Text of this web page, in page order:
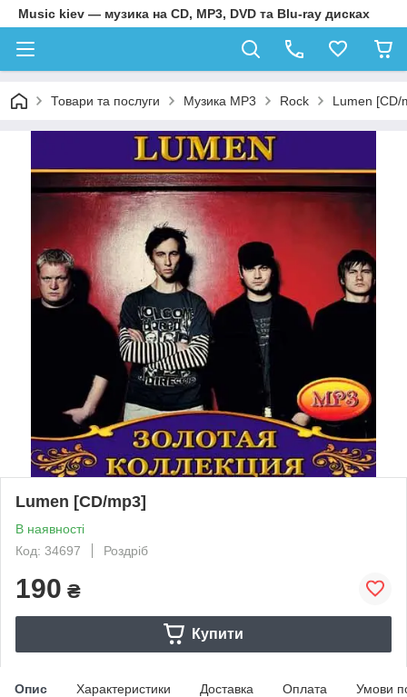
Music kiev — музика на CD, MP3, DVD та Blu-ray дисках
Товари та послуги Музика MP3 Rock Lumen [CD/
Lumen [CD/mp3]
В наявності
Код: 34697
Роздріб
190 ₴
Купити
Опис Характеристики Доставка Оплата Умови